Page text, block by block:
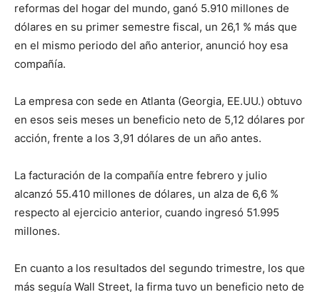
reformas del hogar del mundo, ganó 5.910 millones de
dólares en su primer semestre fiscal, un 26,1 % más que
en el mismo periodo del año anterior, anunció hoy esa
compañía.
La empresa con sede en Atlanta (Georgia, EE.UU.) obtuvo
en esos seis meses un beneficio neto de 5,12 dólares por
acción, frente a los 3,91 dólares de un año antes.
La facturación de la compañía entre febrero y julio
alcanzó 55.410 millones de dólares, un alza de 6,6 %
respecto al ejercicio anterior, cuando ingresó 51.995
millones.
En cuanto a los resultados del segundo trimestre, los que
más seguía Wall Street, la firma tuvo un beneficio neto de